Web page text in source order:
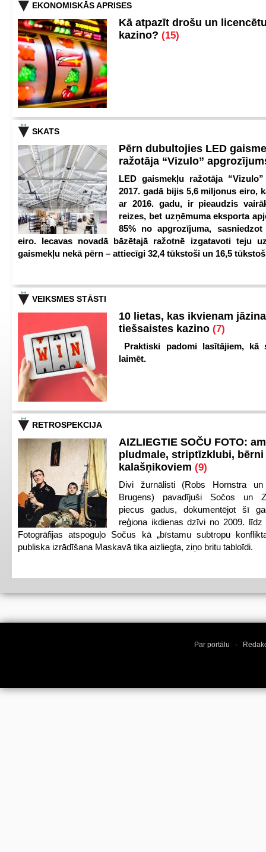
EKONOMISKĀS APRISES
Kā atpazīt drošu un
kazino? (15)
SKATS
Pērn dubultojies LED
ražotāja “Vizulo”
LED gaismekļu ražotāja
2017. gadā bijis 5,6 miljonus eiro,
ar 2016. gadu, ir pieaudzis
reizes, bet uzņēmuma eksporta
85% no apgrozījuma,
eiro. Iecavas novadā bāzētajā ražotnē izgatavoti teju
gaismekļu nekā pērn – attiecīgi 32,4 tūkstoši un 16,5
VEIKSMES STĀSTI
10 lietas, kas ikvienam
tiešsaistes kazino (7)
Praktiski padomi lasītājiem, kā
laimēt.
RETROSPEKCIJA
AIZLIEGTIE SOČU FOTO:
pludmale, striptīzklubi, bērni
kalašņikoviem (9)
Divi žurnālisti (Robs Hornstra
Brugens) pavadījuši Sočos un
piecus gadus, dokumentējot šī
reģiona ikdienas dzīvi no 2009. līdz
Fotogrāfijas atspoguļo Sočus kā „bīstamu subtropu
publiska izrādīšana Maskavā tika aizliegta, ziņo britu tabloīdi.
Par portālu ·